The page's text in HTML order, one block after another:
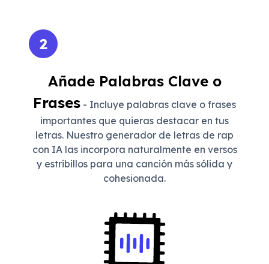
2
Añade Palabras Clave o
Frases - Incluye palabras clave o frases
importantes que quieras destacar en tus
letras. Nuestro generador de letras de rap
con IA las incorpora naturalmente en versos
y estribillos para una canción más sólida y
cohesionada.